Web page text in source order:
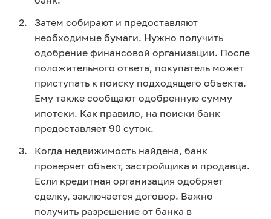
Затем собирают и предоставляют
необходимые бумаги. Нужно получить
одобрение финансовой организации. После
положительного ответа, покупатель может
приступать к поиску подходящего объекта.
Ему также сообщают одобренную сумму
ипотеки. Как правило, на поиски банк
предоставляет 90 суток.
Когда недвижимость найдена, банк
проверяет объект, застройщика и продавца.
Если кредитная организация одобряет
сделку, заключается договор. Важно
получить разрешение от банка в